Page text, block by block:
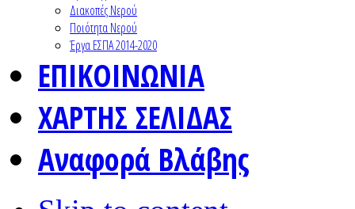
Διακοπές Νερού
Ποιότητα Νερού
Έργα ΕΣΠΑ 2014-2020
ΕΠΙΚΟΙΝΩΝΙΑ
ΧΑΡΤΗΣ ΣΕΛΙΔΑΣ
Αναφορά Βλάβης